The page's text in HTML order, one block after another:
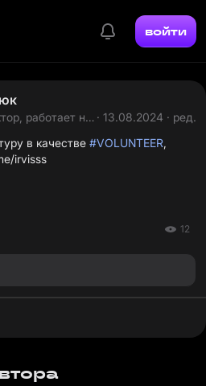
войти
работает на · 13.08.2024 · ред.
в качестве #VOLUNTEER,
irvisss
12